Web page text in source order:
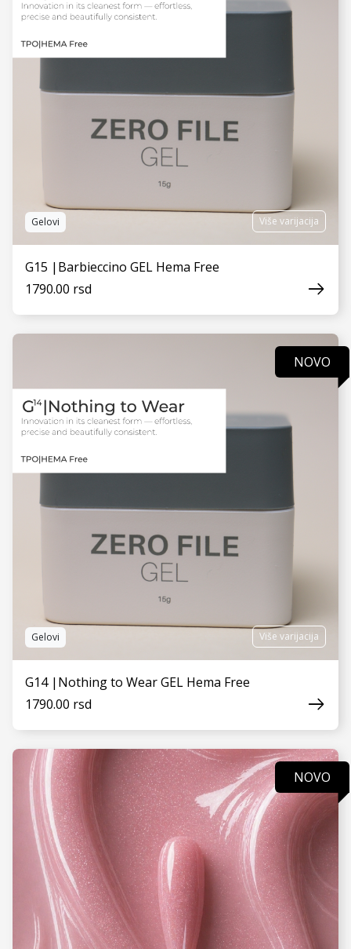
VIDI JOŠ
Gelovi Više varijacija
G15 |Barbieccino GEL Hema Free
1790.00 rsd
NOVO
VIDI JOŠ
Gelovi Više varijacija
G14 |Nothing to Wear GEL Hema Free
1790.00 rsd
NOVO